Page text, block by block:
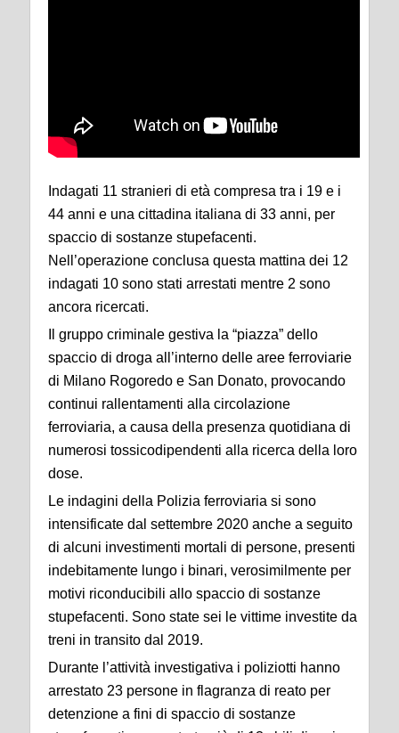
Indagati 11 stranieri di età compresa tra i 19 e i
44 anni e una cittadina italiana di 33 anni, per
spaccio di sostanze stupefacenti.
Nell’operazione conclusa questa mattina dei 12
indagati 10 sono stati arrestati mentre 2 sono
ancora ricercati.
Il gruppo criminale gestiva la “piazza” dello
spaccio di droga all’interno delle aree ferroviarie
di Milano Rogoredo e San Donato, provocando
continui rallentamenti alla circolazione
ferroviaria, a causa della presenza quotidiana di
numerosi tossicodipendenti alla ricerca della loro
dose.
Le indagini della Polizia ferroviaria si sono
intensificate dal settembre 2020 anche a seguito
di alcuni investimenti mortali di persone, presenti
indebitamente lungo i binari, verosimilmente per
motivi riconducibili allo spaccio di sostanze
stupefacenti. Sono state sei le vittime investite da
treni in transito dal 2019.
Durante l’attività investigativa i poliziotti hanno
arrestato 23 persone in flagranza di reato per
detenzione a fini di spaccio di sostanze